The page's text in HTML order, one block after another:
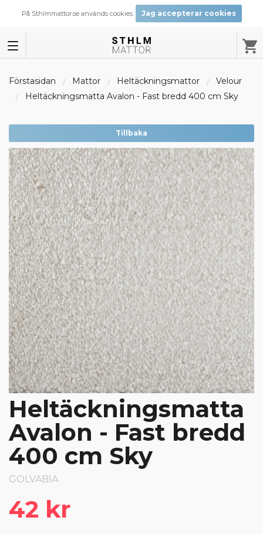
På Sthlmmattor.se används cookies. Jag accepterar cookies
Förstasidan Mattor Heltäckningsmattor
Velour
Heltäckningsmatta Avalon - Fast bredd 400 cm Sky
Tillbaka
Heltäckningsmatta
Avalon - Fast bredd
400 cm Sky
GOLVABIA
42 kr